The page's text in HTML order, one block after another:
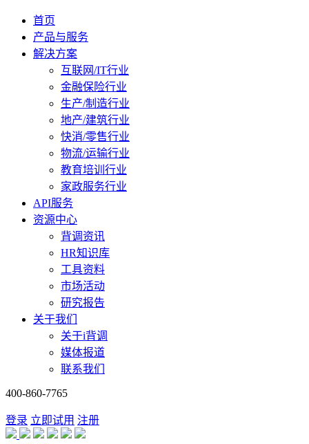
首页
产品与服务
解决方案
互联网/IT行业
金融保险行业
生产/制造行业
地产/建筑行业
快消/零售行业
物流/运输行业
教育培训行业
家政服务行业
API服务
资源中心
背调资讯
HR知识库
工具资料
市场活动
研究报告
关于我们
关于i背调
媒体报道
联系我们
400-860-7765
登录 立即试用 注册